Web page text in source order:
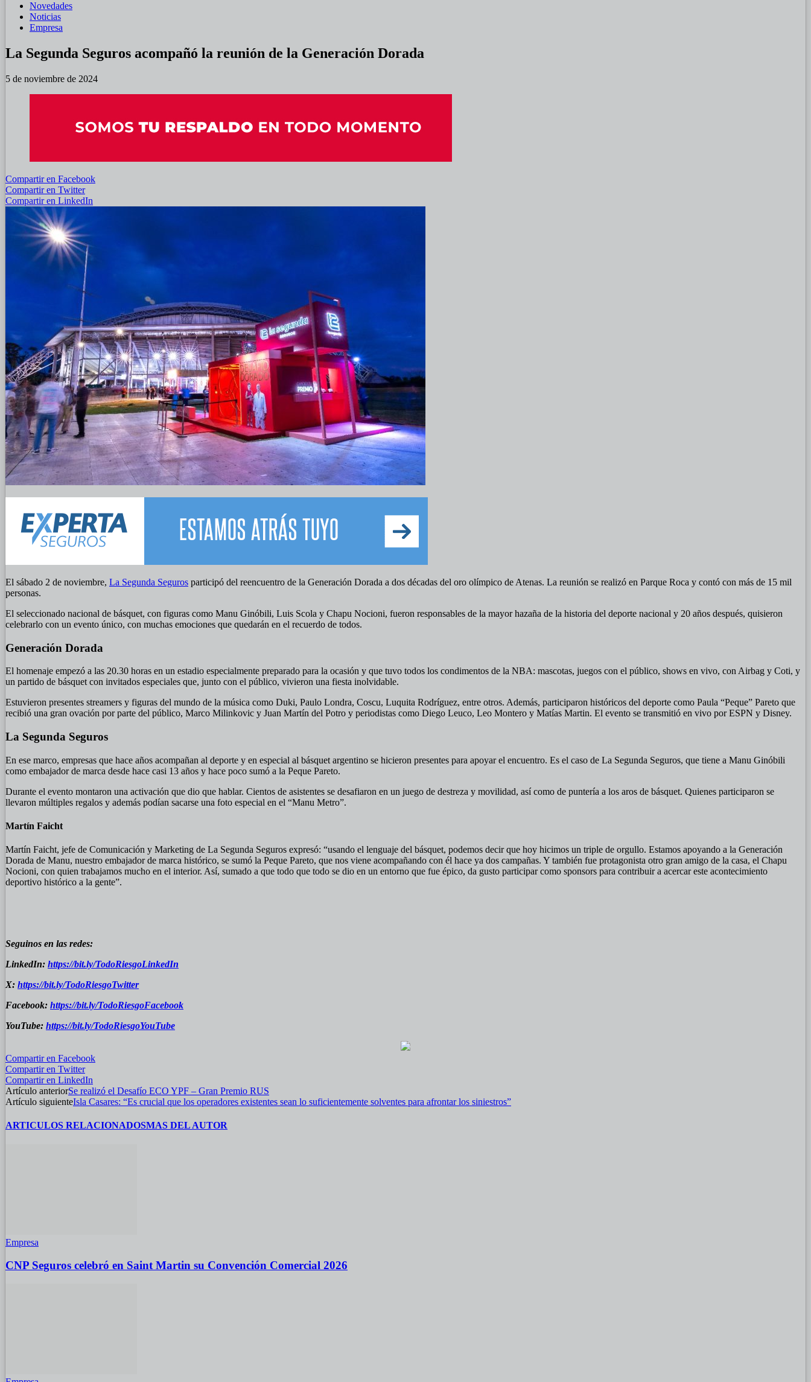
Novedades
Noticias
Empresa
La Segunda Seguros acompañó la reunión de la Generación Dorada
5 de noviembre de 2024
Compartir en Facebook
Compartir en Twitter
Compartir en LinkedIn
El sábado 2 de noviembre, La Segunda Seguros participó del reencuentro de la Generación Dorada a dos décadas del oro olímpico de Atenas. La reunión se realizó en Parque Roca y contó con más de 15 mil
personas.
El seleccionado nacional de básquet, con figuras como Manu Ginóbili, Luis Scola y Chapu Nocioni, fueron responsables de la mayor hazaña de la historia del deporte nacional y 20 años después, quisieron
celebrarlo con un evento único, con muchas emociones que quedarán en el recuerdo de todos.
Generación Dorada
El homenaje empezó a las 20.30 horas en un estadio especialmente preparado para la ocasión y que tuvo todos los condimentos de la NBA: mascotas, juegos con el público, shows en vivo, con Airbag y Coti, y
un partido de básquet con invitados especiales que, junto con el público, vivieron una fiesta inolvidable.
Estuvieron presentes streamers y figuras del mundo de la música como Duki, Paulo Londra, Coscu, Luquita Rodríguez, entre otros. Además, participaron históricos del deporte como Paula “Peque” Pareto que
recibió una gran ovación por parte del público, Marco Milinkovic y Juan Martín del Potro y periodistas como Diego Leuco, Leo Montero y Matías Martin. El evento se transmitió en vivo por ESPN y Disney.
La Segunda Seguros
En ese marco, empresas que hace años acompañan al deporte y en especial al básquet argentino se hicieron presentes para apoyar el encuentro. Es el caso de La Segunda Seguros, que tiene a Manu Ginóbili
como embajador de marca desde hace casi 13 años y hace poco sumó a la Peque Pareto.
Durante el evento montaron una activación que dio que hablar. Cientos de asistentes se desafiaron en un juego de destreza y movilidad, así como de puntería a los aros de básquet. Quienes participaron se
llevaron múltiples regalos y además podían sacarse una foto especial en el “Manu Metro”.
Martín Faicht
Martín Faicht, jefe de Comunicación y Marketing de La Segunda Seguros expresó: “usando el lenguaje del básquet, podemos decir que hoy hicimos un triple de orgullo. Estamos apoyando a la Generación
Dorada de Manu, nuestro embajador de marca histórico, se sumó la Peque Pareto, que nos viene acompañando con él hace ya dos campañas. Y también fue protagonista otro gran amigo de la casa, el Chapu
Nocioni, con quien trabajamos mucho en el interior. Así, sumado a que todo que todo se dio en un entorno que fue épico, da gusto participar como sponsors para contribuir a acercar este acontecimiento
deportivo histórico a la gente”.
Seguinos en las redes:
LinkedIn: https://bit.ly/TodoRiesgoLinkedIn
X: https://bit.ly/TodoRiesgoTwitter
Facebook: https://bit.ly/TodoRiesgoFacebook
YouTube: https://bit.ly/TodoRiesgoYouTube
Compartir en Facebook
Compartir en Twitter
Compartir en LinkedIn
Artículo anteriorSe realizó el Desafío ECO YPF – Gran Premio RUS
Artículo siguienteIsla Casares: “Es crucial que los operadores existentes sean lo suficientemente solventes para afrontar los siniestros”
ARTICULOS RELACIONADOSMAS DEL AUTOR
Empresa
CNP Seguros celebró en Saint Martin su Convención Comercial 2026